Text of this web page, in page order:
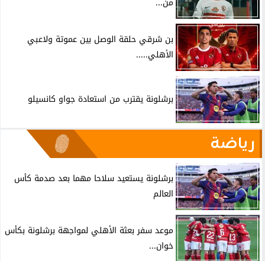
بن شرقي حلقة الوصل بين عموتة ولاعبي
الأهلي.....
برشلونة يقترب من استعادة جواو كانسيلو
رياضة
برشلونة يستعيد سلاحا مهما بعد صدمة كأس
العالم
موعد سفر بعثة الأهلي لمواجهة برشلونة بكأس
خوان...